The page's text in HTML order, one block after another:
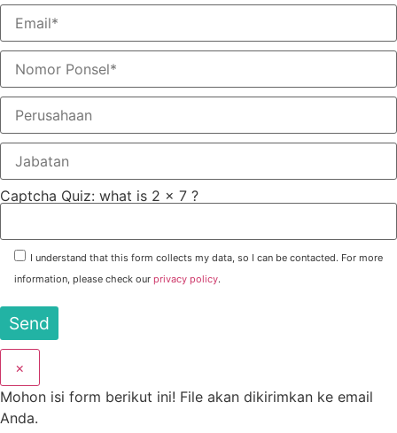
Captcha Quiz: what is 2 x 7 ?
I understand that this form collects my data, so I can be contacted. For more
information, please check our privacy policy.
×
Mohon isi form berikut ini! File akan dikirimkan ke email
Anda.